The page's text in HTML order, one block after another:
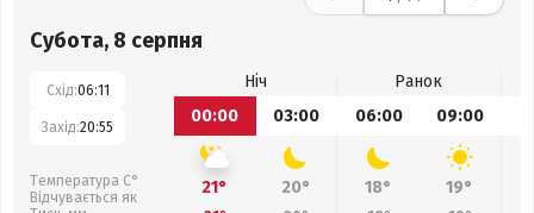
Субота, 8 серпня
Схід:06:11
Захід:20:55
Температура С°
Відчувається як
Ніч
Ранок
00:00
03:00 06:00 09:00
21° 20° 18° 19°